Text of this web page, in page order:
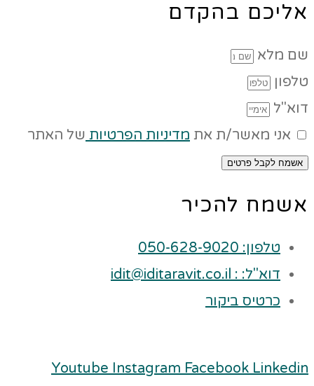
אליכם בהקדם
שם מלא
טלפון
דוא"ל
אני מאשר/ת את מדיניות הפרטיות של האתר
אשמח לקבל פרטים
אשמח להכיר
טלפון: 050-628-9020
דוא"ל: : idit@iditaravit.co.il
כרטיס ביקור
Youtube Instagram Facebook Linkedin